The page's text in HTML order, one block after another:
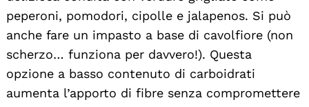
peperoni, pomodori, cipolle e jalapenos. Si può
anche fare un impasto a base di cavolfiore (non
scherzo… funziona per davvero!). Questa
opzione a basso contenuto di carboidrati
aumenta l’apporto di fibre senza compromettere